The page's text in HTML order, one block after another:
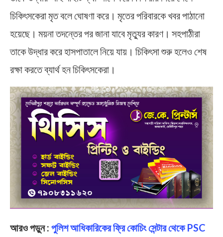
চিকিৎসকেরা মৃত বলে ঘোষণা করে। মৃতের পরিবারকে খবর পাঠানো
হয়েছে। ময়না তদন্তের পর জানা যাবে মৃত্যুর কারণ। সহপাঠীরা
তাকে উদ্ধার করে হাসপাতালে নিয়ে যায়। চিকিৎসা শুরু হলেও শেষ
রক্ষা করতে ব্যার্থ হন চিকিৎসকেরা।
আরও পড়ুন : পুলিশ আধিকারিকের ফ্রি কোচিং সেন্টার থেকে PSC